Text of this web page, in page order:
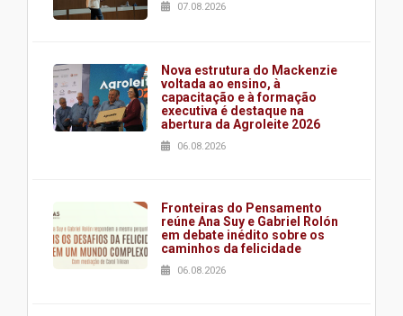
07.08.2026
Nova estrutura do Mackenzie
voltada ao ensino, à
capacitação e à formação
executiva é destaque na
abertura da Agroleite 2026
06.08.2026
Fronteiras do Pensamento
reúne Ana Suy e Gabriel Rolón
em debate inédito sobre os
caminhos da felicidade
06.08.2026